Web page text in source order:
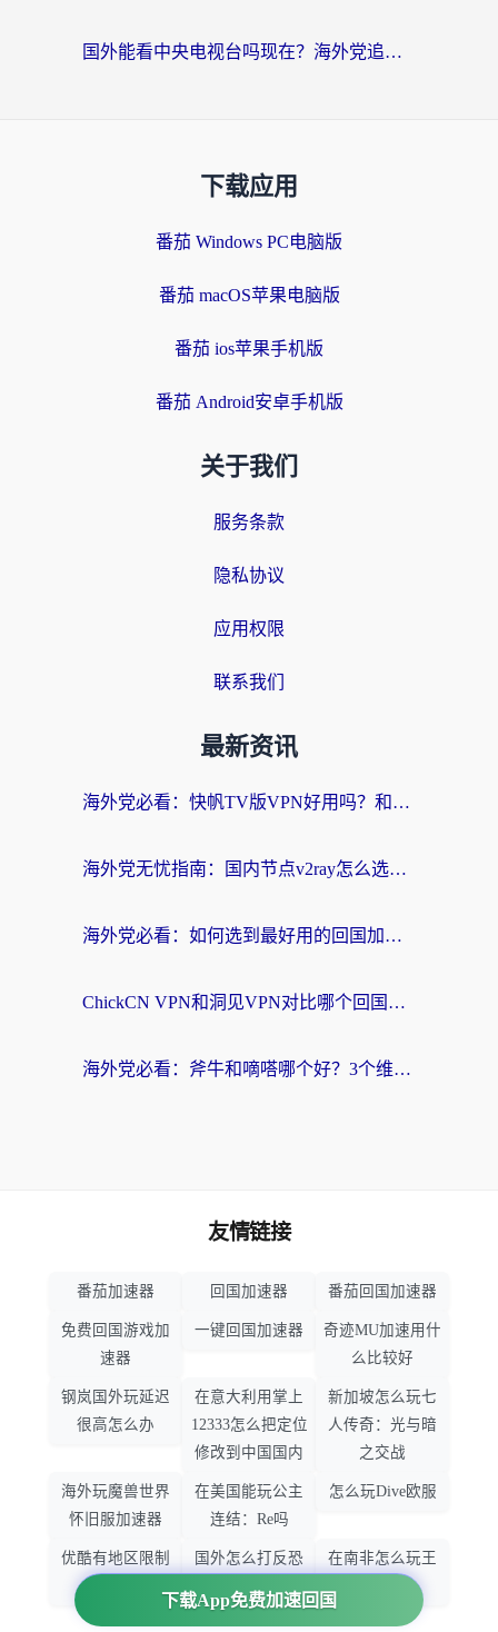
国外能看中央电视台吗现在？海外党追剧看央视的实用指南
下载应用
番茄 Windows PC电脑版
番茄 macOS苹果电脑版
番茄 ios苹果手机版
番茄 Android安卓手机版
关于我们
服务条款
隐私协议
应用权限
联系我们
最新资讯
海外党必看：快帆TV版VPN好用吗？和快游VPN对比哪个回国效果更好？附实用避坑指南
海外党无忧指南：国内节点v2ray怎么选？一键回国VPN+多场景实测帮你避坑
海外党必看：如何选到最好用的回国加速器？从节点到售后的全维度指南
ChickCN VPN和洞见VPN对比哪个回国效果更好？海外党亲测3款加速器+避坑指南
海外党必看：斧牛和嘀嗒哪个好？3个维度教你选对回国加速器
下载App免费加速回国
友情链接
番茄加速器 回国加速器 番茄回国加速器
免费回国游戏加
速器
一键回国加速器
奇迹MU加速用什
么比较好
钢岚国外玩延迟
很高怎么办
在意大利用掌上
12333怎么把定位
修改到中国国内
新加坡怎么玩七
人传奇：光与暗
之交战
海外玩魔兽世界
怀旧服加速器
在美国能玩公主
连结：Re吗
怎么玩Dive欧服
优酷有地区限制
国外怎么打反恐
精英：全球攻势
在南非怎么玩王